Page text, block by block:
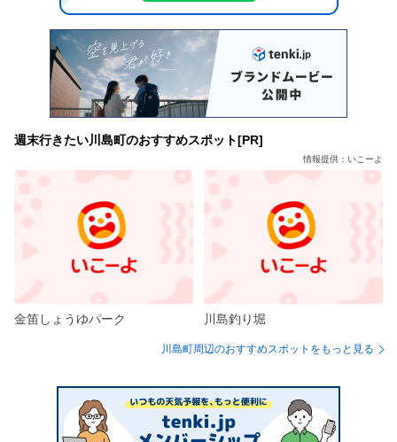
週末行きたい川島町のおすすめスポット[PR]
情報提供：いこーよ
金笛しょうゆパーク 川島釣り堀
川島町周辺のおすすめスポットをもっと見る